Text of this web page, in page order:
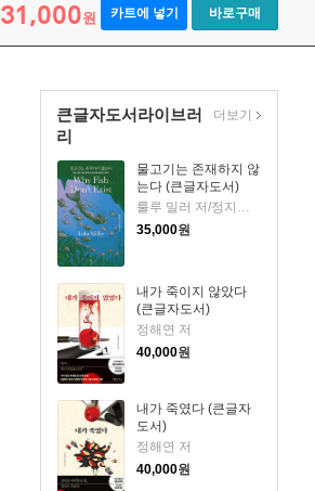
31,000원 카트에 넣기 바로구매
큰글자도서라이브러
리
물고기는 존재하지 않
는다 (큰글자도서)
룰루 밀러 저/정지인 역
35,000원
내가 죽이지 않았다
(큰글자도서)
정해연 저
40,000원
내가 죽였다 (큰글자
도서)
정해연 저
40,000원
더보기